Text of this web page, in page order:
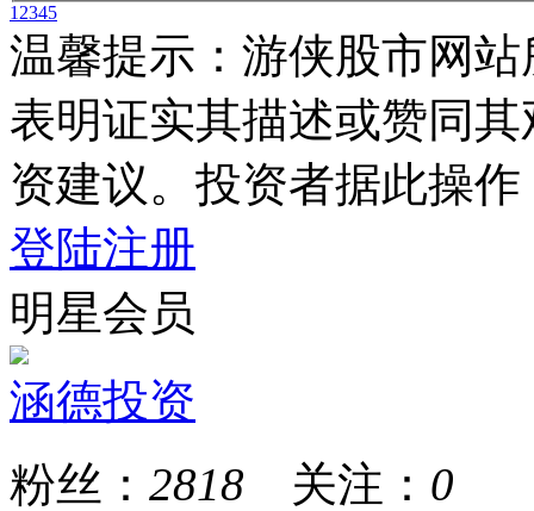
1 2345
温馨提示：游侠股市网
表明证实其描述或赞同
资建议。投资者据此操
登陆注册
明星会员
涵德投资
粉丝： 2818 关注： 0